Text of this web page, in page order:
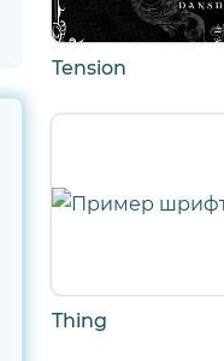
Tension
Thing